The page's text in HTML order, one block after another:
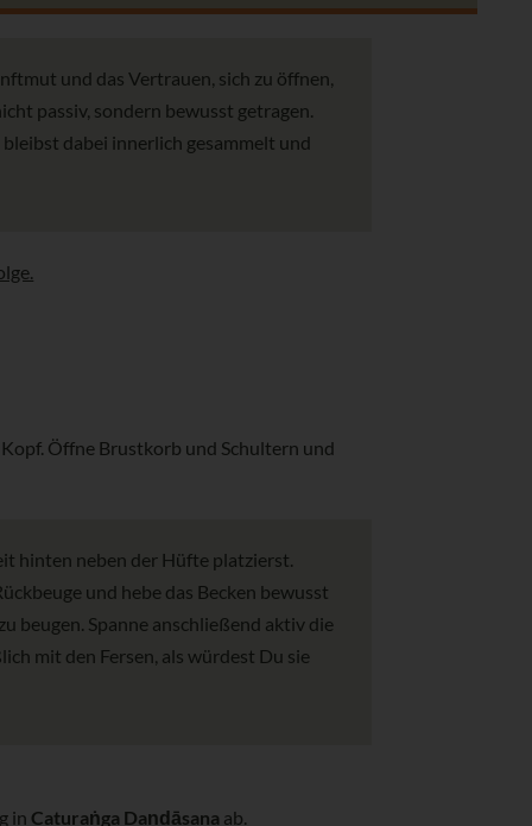
und das Vertrauen, sich zu öffnen,
passiv, sondern bewusst getragen.
dabei innerlich gesammelt und
Öffne Brustkorb und Schultern und
hinten neben der Hüfte platzierst.
und hebe das Becken bewusst
beugen. Spanne anschließend aktiv die
mit den Fersen, als würdest Du sie
in Caturaṅga Daṇḍāsana ab.